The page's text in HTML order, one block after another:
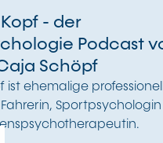
- der
Podcast
Schöpf
ist ehemalige
Sportpsychologin